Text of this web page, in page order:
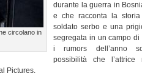
circolano in
durante la guerra in
e che racconta la storia
soldato serbo e una
segregata in un campo di
i rumors dell’anno
possibilità che
Pictures.